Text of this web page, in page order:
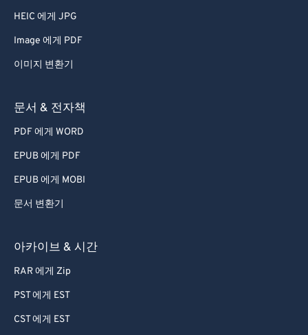
HEIC 에게 JPG
Image 에게 PDF
이미지 변환기
문서 & 전자책
PDF 에게 WORD
EPUB 에게 PDF
EPUB 에게 MOBI
문서 변환기
아카이브 & 시간
RAR 에게 Zip
PST 에게 EST
CST 에게 EST